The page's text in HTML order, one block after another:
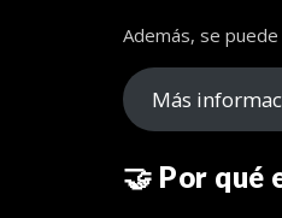
Además, se
Más
🤝 Por qué